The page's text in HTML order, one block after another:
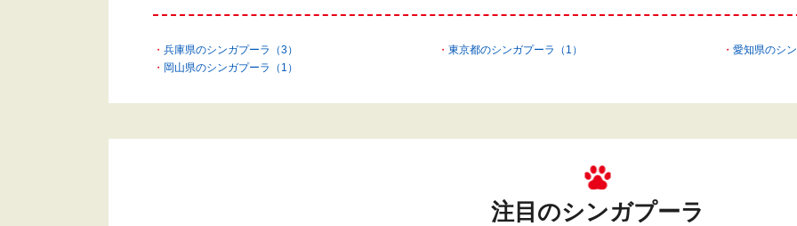
兵庫県のシンガプーラ（3） 東京都のシンガプーラ（1）
愛知県のシ
岡山県のシンガプーラ（1）
注目のシンガプーラ